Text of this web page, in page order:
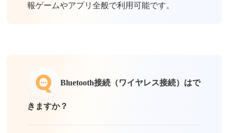
報ゲームやアプリ全般で利用可能です。
Bluetooth接続（ワイヤレス接続）はで
きますか？